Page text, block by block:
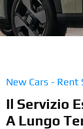
New Cars - Rent
Il Servizio
A Lungo